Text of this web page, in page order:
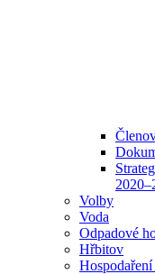
Volby
Voda
Odpadové
Hřbitov
Hospodaření